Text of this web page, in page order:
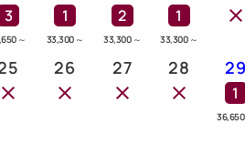
3
～
1
33,300 ～
2
33,300 ～
1
33,300 ～
26 27 28 29
1
36,650